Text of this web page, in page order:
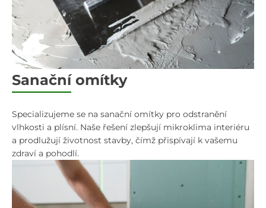
Sanační omítky
Specializujeme se na sanační omítky pro odstranění
vlhkosti a plísní. Naše řešení zlepšují mikroklima interiéru
a prodlužují životnost stavby, čímž přispívají k vašemu
zdraví a pohodlí.